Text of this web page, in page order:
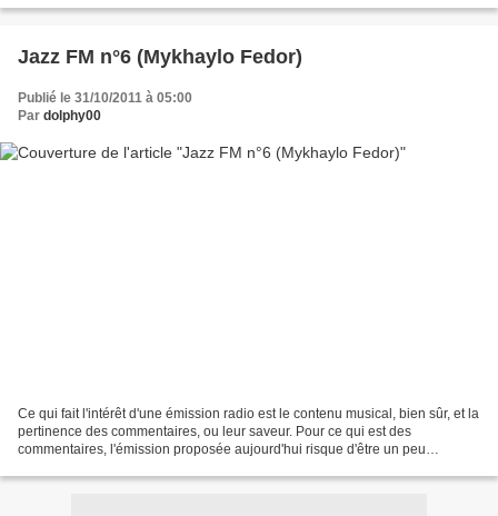
Jazz FM n°6 (Mykhaylo Fedor)
Publié le 31/10/2011 à 05:00
Par dolphy00
Ce qui fait l'intérêt d'une émission radio est le contenu musical, bien sûr, et la
pertinence des commentaires, ou leur saveur. Pour ce qui est des
commentaires, l'émission proposée aujourd'hui risque d'être un peu